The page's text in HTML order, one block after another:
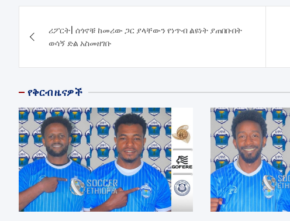
navigation
ሪፖርት| ሰጎኖቹ ከመሪው ጋር ያላቸውን የነጥብ ልዩነት ያጠበቡበት
ወሳኝ ድል አስመዘገቡ
የቅርብ ዜናዎች